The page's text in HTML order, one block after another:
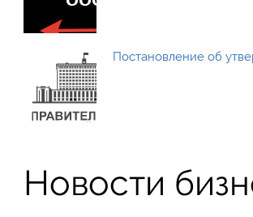
Постановление об
Новости